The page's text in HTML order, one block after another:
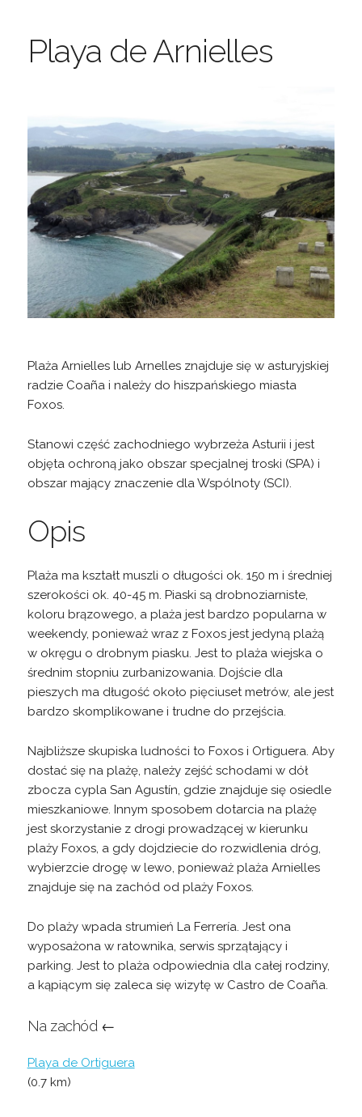
Playa de Arnielles
Plaża Arnielles lub Arnelles znajduje się w asturyjskiej
radzie Coaña i należy do hiszpańskiego miasta
Foxos.
Stanowi część zachodniego wybrzeża Asturii i jest
objęta ochroną jako obszar specjalnej troski (SPA) i
obszar mający znaczenie dla Wspólnoty (SCI).
Opis
Plaża ma kształt muszli o długości ok. 150 m i średniej
szerokości ok. 40-45 m. Piaski są drobnoziarniste,
koloru brązowego, a plaża jest bardzo popularna w
weekendy, ponieważ wraz z Foxos jest jedyną plażą
w okręgu o drobnym piasku. Jest to plaża wiejska o
średnim stopniu zurbanizowania. Dojście dla
pieszych ma długość około pięciuset metrów, ale jest
bardzo skomplikowane i trudne do przejścia.
Najbliższe skupiska ludności to Foxos i Ortiguera. Aby
dostać się na plażę, należy zejść schodami w dół
zbocza cypla San Agustín, gdzie znajduje się osiedle
mieszkaniowe. Innym sposobem dotarcia na plażę
jest skorzystanie z drogi prowadzącej w kierunku
plaży Foxos, a gdy dojdziecie do rozwidlenia dróg,
wybierzcie drogę w lewo, ponieważ plaża Arnielles
znajduje się na zachód od plaży Foxos.
Do plaży wpada strumień La Ferrería. Jest ona
wyposażona w ratownika, serwis sprzątający i
parking. Jest to plaża odpowiednia dla całej rodziny,
a kąpiącym się zaleca się wizytę w Castro de Coaña.
Na zachód ←
Playa de Ortiguera
(0.7 km)